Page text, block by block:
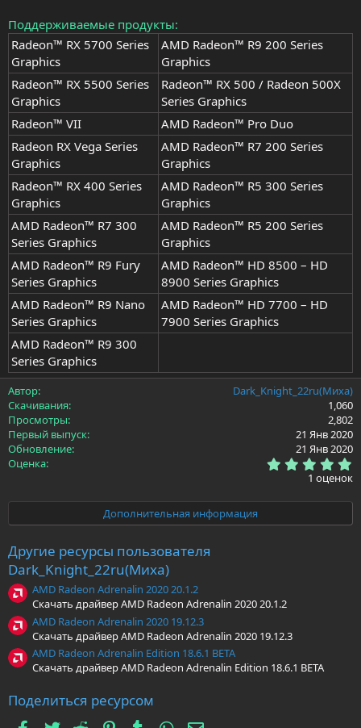
Поддерживаемые продукты
Radeon™ RX 5700 Series
Graphics
AMD Radeon™ R9 200 Series
Graphics
Radeon™ RX 5500 Series
Graphics
Radeon™ RX 500 / Radeon 500X
Series Graphics
Radeon™ VII
AMD Radeon™ Pro Duo
Radeon RX Vega Series
Graphics
AMD Radeon™ R7 200 Series
Graphics
Radeon™ RX 400 Series
Graphics
AMD Radeon™ R5 300 Series
Graphics
AMD Radeon™ R7 300
Series Graphics
AMD Radeon™ R5 200 Series
Graphics
AMD Radeon™ R9 Fury
Series Graphics
AMD Radeon™ HD 8500 – HD
8900 Series Graphics
AMD Radeon™ R9 Nano
Series Graphics
AMD Radeon™ HD 7700 – HD
7900 Series Graphics
AMD Radeon™ R9 300
Series Graphics
Автор
Dark_Knight_22ru(Миха)
Скачивания
1,060
Просмотры
2,802
Первый выпуск
21 Янв 2020
Обновление
21 Янв 2020
Оценка
.
0
0
в
1 оценок
Дополнительная информация
Другие ресурсы пользователя
Dark_Knight_22ru(Миха)
AMD Radeon Adrenalin 2020 20.1.2
Скачать драйвер AMD Radeon Adrenalin 2020 20.1.2
AMD Radeon Adrenalin 2020 19.12.3
Скачать драйвер AMD Radeon Adrenalin 2020 19.12.3
AMD Radeon Adrenalin Edition 18.6.1 BETA
Скачать драйвер AMD Radeon Adrenalin Edition 18.6.1 BETA
Поделиться ресурсом